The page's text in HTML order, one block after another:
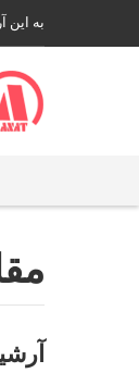
به این